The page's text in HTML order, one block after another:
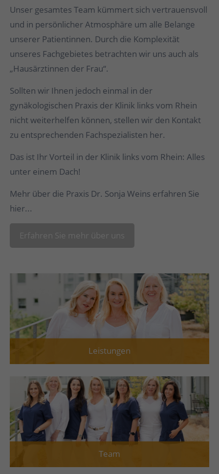
Unser gesamtes Team kümmert sich vertrauensvoll
und in persönlicher Atmosphäre um alle Belange
unserer Patientinnen. Durch die Komplexität
unseres Fachgebietes betrachten wir uns auch als
„Hausärztinnen der Frau“.
Sollten wir Ihnen jedoch einmal in der
gynäkologischen Praxis der Klinik links vom Rhein
nicht weiterhelfen können, stellen wir den Kontakt
zu entsprechenden Fachspezialisten her.
Das ist Ihr Vorteil in der Klinik links vom Rhein: Alles
unter einem Dach!
Mehr über die Praxis Dr. Sonja Weins erfahren Sie
hier...
Erfahren Sie mehr über uns
Leistungen
Team